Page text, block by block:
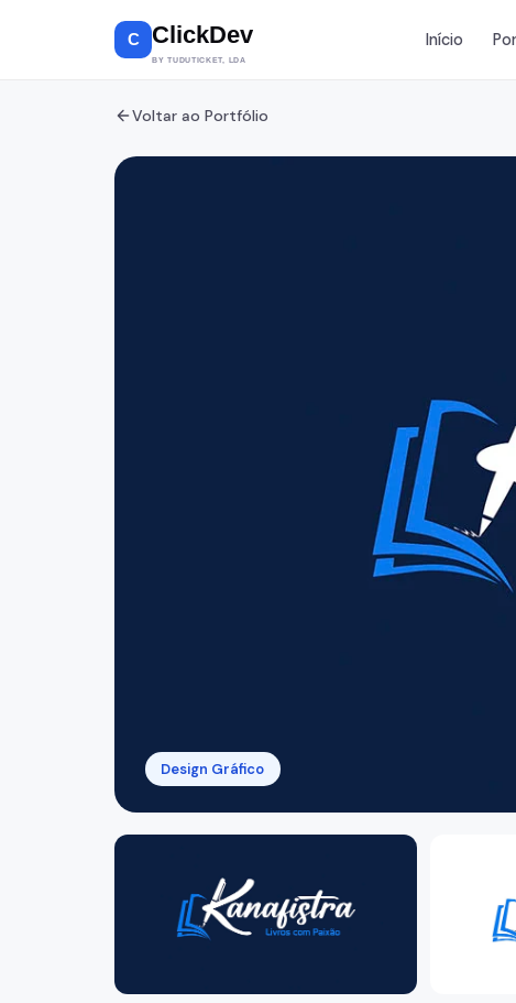
C ClickDev
BY TUDUTICKET, LDA
Início
UI/UX
Kadhun
Loja Streetwear
BookingBias
Voos, Hotéis &
Voltar ao Portfólio
Design Gráfico